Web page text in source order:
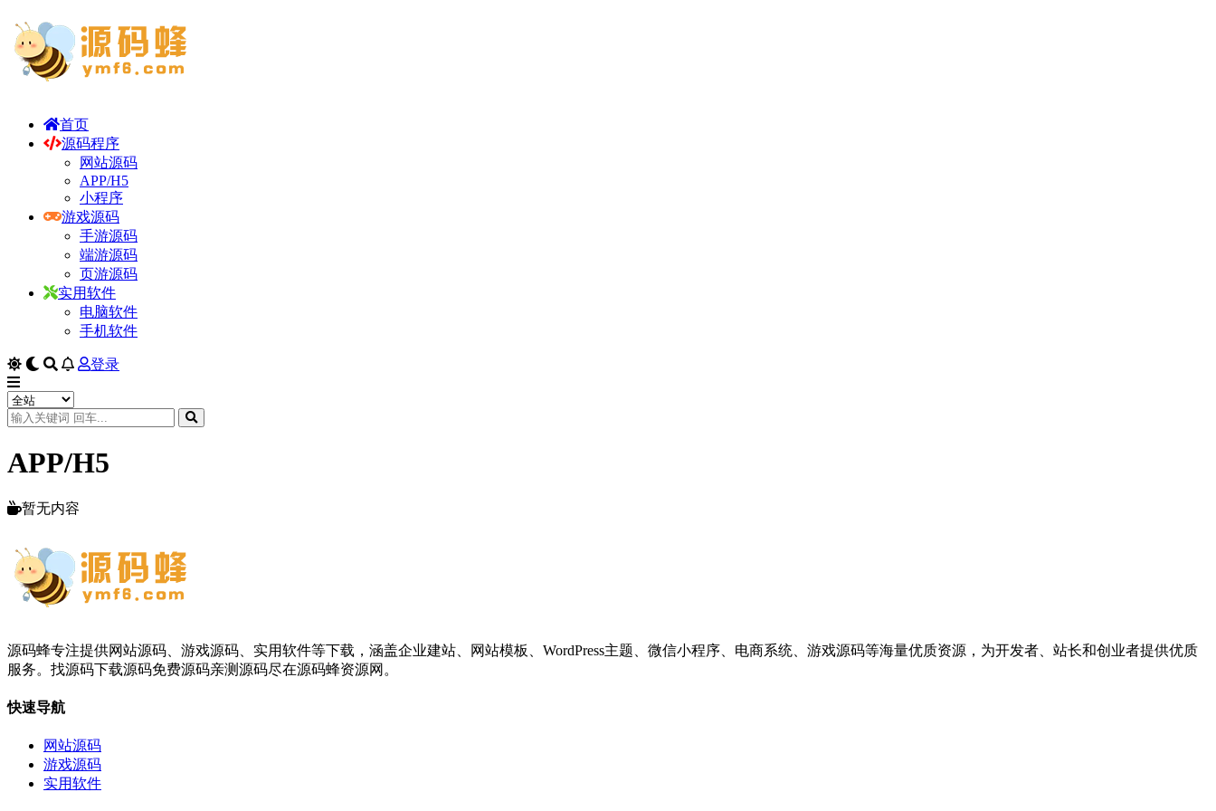
首页
源码程序
网站源码
APP/H5
小程序
游戏源码
手游源码
端游源码
页游源码
实用软件
电脑软件
手机软件
登录
APP/H5
暂无内容
源码蜂专注提供网站源码、游戏源码、实用软件等下载，涵盖企业建站、网站模板、WordPress主题、微信小程序、电商系统、游戏源码等海量优质资源，为开发者、站长和创业者提供优质
服务。找源码下载源码免费源码亲测源码尽在源码蜂资源网。
快速导航
网站源码
游戏源码
实用软件